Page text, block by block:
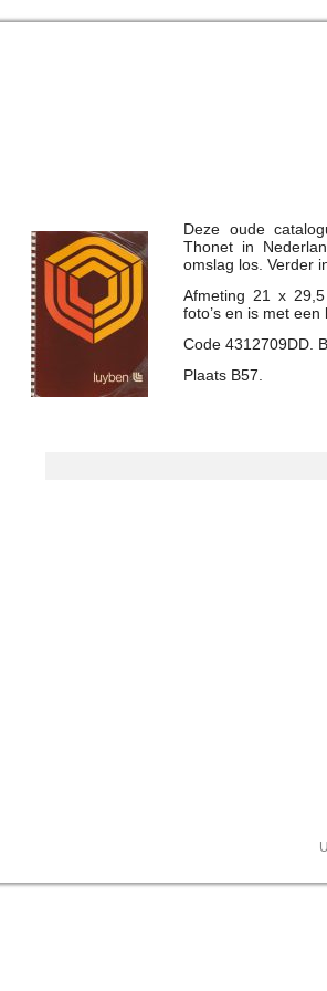
Deze oude
Thonet in
omslag los. Verder
Afmeting 21 x
foto’s en is met
Code 4312709DD.
Plaats B57.